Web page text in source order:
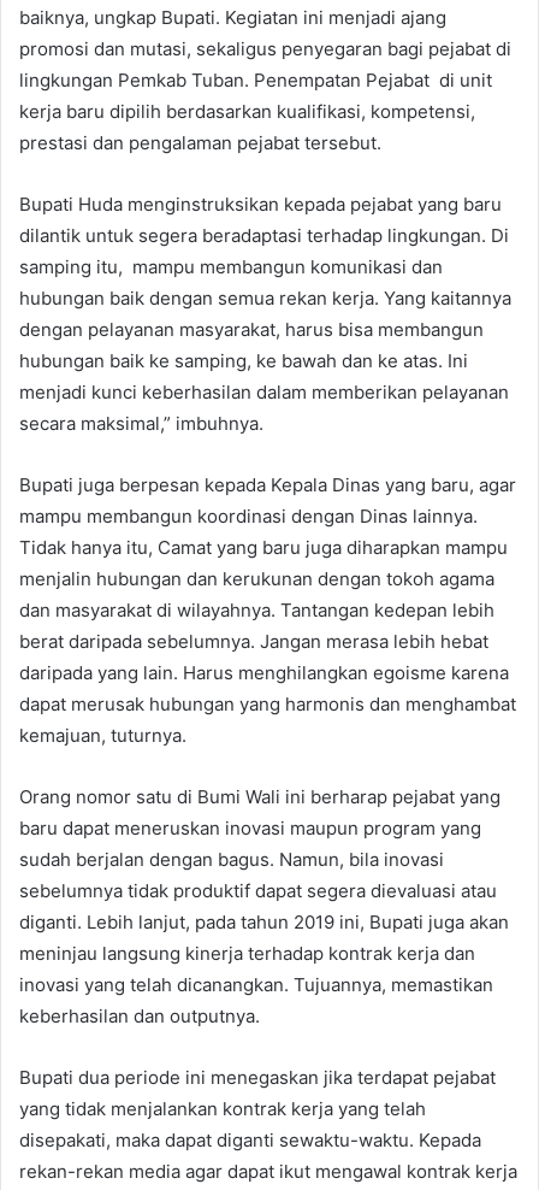
baiknya, ungkap Bupati. Kegiatan ini menjadi ajang
promosi dan mutasi, sekaligus penyegaran bagi pejabat di
lingkungan Pemkab Tuban. Penempatan Pejabat di unit
kerja baru dipilih berdasarkan kualifikasi, kompetensi,
prestasi dan pengalaman pejabat tersebut.
Bupati Huda menginstruksikan kepada pejabat yang baru
dilantik untuk segera beradaptasi terhadap lingkungan. Di
samping itu, mampu membangun komunikasi dan
hubungan baik dengan semua rekan kerja. Yang kaitannya
dengan pelayanan masyarakat, harus bisa membangun
hubungan baik ke samping, ke bawah dan ke atas. Ini
menjadi kunci keberhasilan dalam memberikan pelayanan
secara maksimal,” imbuhnya.
Bupati juga berpesan kepada Kepala Dinas yang baru, agar
mampu membangun koordinasi dengan Dinas lainnya.
Tidak hanya itu, Camat yang baru juga diharapkan mampu
menjalin hubungan dan kerukunan dengan tokoh agama
dan masyarakat di wilayahnya. Tantangan kedepan lebih
berat daripada sebelumnya. Jangan merasa lebih hebat
daripada yang lain. Harus menghilangkan egoisme karena
dapat merusak hubungan yang harmonis dan menghambat
kemajuan, tuturnya.
Orang nomor satu di Bumi Wali ini berharap pejabat yang
baru dapat meneruskan inovasi maupun program yang
sudah berjalan dengan bagus. Namun, bila inovasi
sebelumnya tidak produktif dapat segera dievaluasi atau
diganti. Lebih lanjut, pada tahun 2019 ini, Bupati juga akan
meninjau langsung kinerja terhadap kontrak kerja dan
inovasi yang telah dicanangkan. Tujuannya, memastikan
keberhasilan dan outputnya.
Bupati dua periode ini menegaskan jika terdapat pejabat
yang tidak menjalankan kontrak kerja yang telah
disepakati, maka dapat diganti sewaktu-waktu. Kepada
rekan-rekan media agar dapat ikut mengawal kontrak kerja